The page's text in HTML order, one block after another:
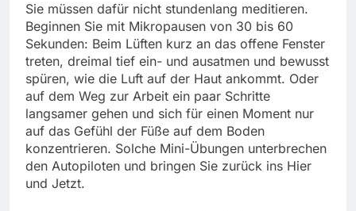
Sie müssen dafür nicht stundenlang meditieren.
Beginnen Sie mit Mikropausen von 30 bis 60
Sekunden: Beim Lüften kurz an das offene Fenster
treten, dreimal tief ein- und ausatmen und bewusst
spüren, wie die Luft auf der Haut ankommt. Oder
auf dem Weg zur Arbeit ein paar Schritte
langsamer gehen und sich für einen Moment nur
auf das Gefühl der Füße auf dem Boden
konzentrieren. Solche Mini-Übungen unterbrechen
den Autopiloten und bringen Sie zurück ins Hier
und Jetzt.